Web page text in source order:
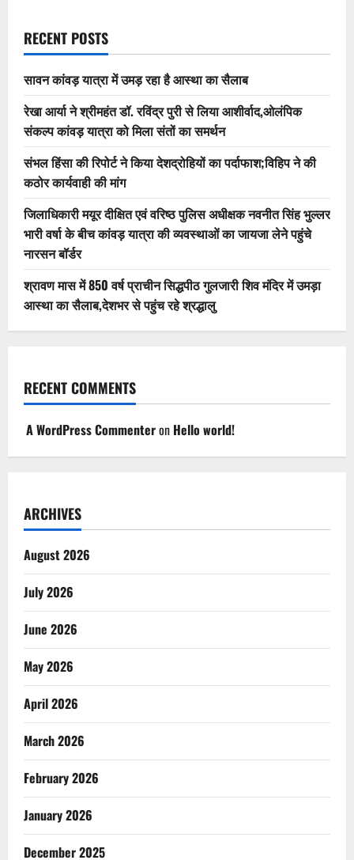
RECENT POSTS
सावन कांवड़ यात्रा में उमड़ रहा है आस्था का सैलाब
रेखा आर्या ने श्रीमहंत डॉ. रविंद्र पुरी से लिया आशीर्वाद,ओलंपिक
संकल्प कांवड़ यात्रा को मिला संतों का समर्थन
संभल हिंसा की रिपोर्ट ने किया देशद्रोहियों का पर्दाफाश;विहिप ने की
कठोर कार्यवाही की मांग
जिलाधिकारी मयूर दीक्षित एवं वरिष्ठ पुलिस अधीक्षक नवनीत सिंह भुल्लर
भारी वर्षा के बीच कांवड़ यात्रा की व्यवस्थाओं का जायजा लेने पहुंचे
नारसन बॉर्डर
श्रावण मास में 850 वर्ष प्राचीन सिद्धपीठ गुलजारी शिव मंदिर में उमड़ा
आस्था का सैलाब,देशभर से पहुंच रहे श्रद्धालु
RECENT COMMENTS
A WordPress Commenteron Hello world!
ARCHIVES
August 2026
July 2026
June 2026
May 2026
April 2026
March 2026
February 2026
January 2026
December 2025